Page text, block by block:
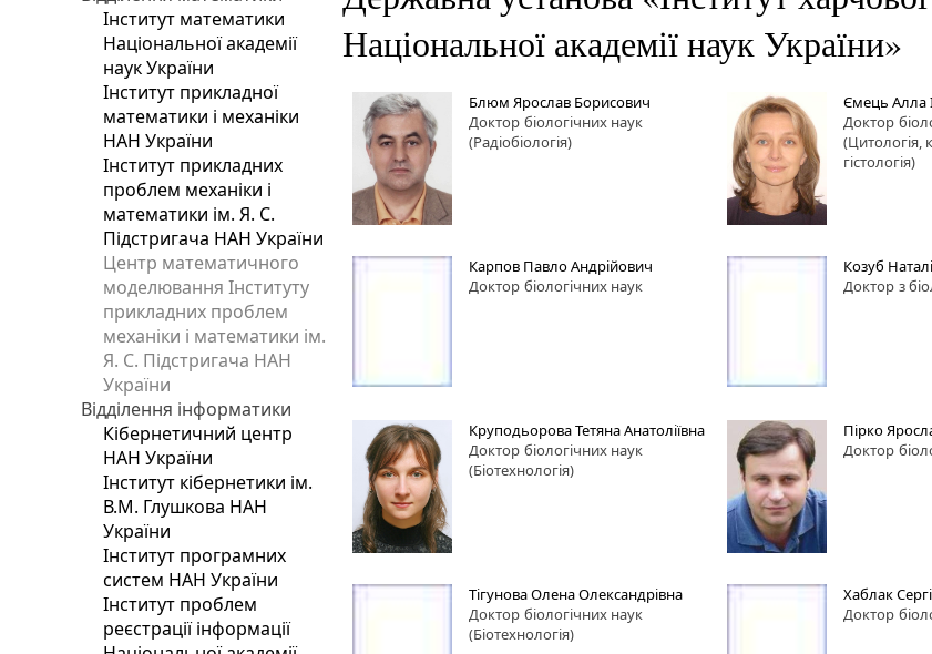
Інститут математики
Національної академії
наук України
Інститут прикладної
математики і механіки
НАН України
Інститут прикладних
проблем механіки і
математики ім. Я. С.
Підстригача НАН України
Центр математичного
моделювання Інституту
прикладних проблем
механіки і математики ім.
Я. С. Підстригача НАН
України
Відділення інформатики
Кібернетичний центр
НАН України
Інститут кібернетики ім.
В.М. Глушкова НАН
України
Інститут програмних
систем НАН України
Інститут проблем
реєстрації інформації
Національної академії наук України»
Блюм Ярослав Борисович
Доктор біологічних наук
(Радіобіологія)
Ємець Алла
Доктор
(Цитологія,
гістологія)
Карпов Павло Андрійович
Доктор біологічних наук
Козуб
Доктор з
Круподьорова Тетяна Анатоліївна
Доктор біологічних наук
(Біотехнологія)
Пірко
Доктор
Тігунова Олена Олександрівна
Доктор біологічних наук
(Біотехнологія)
Хаблак
Доктор